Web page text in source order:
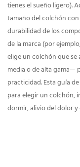
tienes el sueño ligero).
tamaño del colchón
durabilidad de los
de la marca (por
elige un colchón que
media o de alta gama—
practicidad. Esta guía
para elegir un colchón,
dormir, alivio del dolor